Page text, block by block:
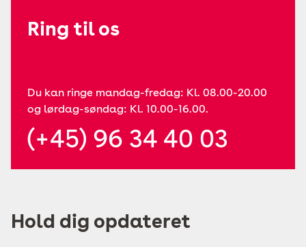
Ring til os
Du kan ringe mandag-fredag: Kl. 08.00-20.00
og lørdag-søndag: Kl. 10.00-16.00.
(+45) 96 34 40 03
Hold dig opdateret